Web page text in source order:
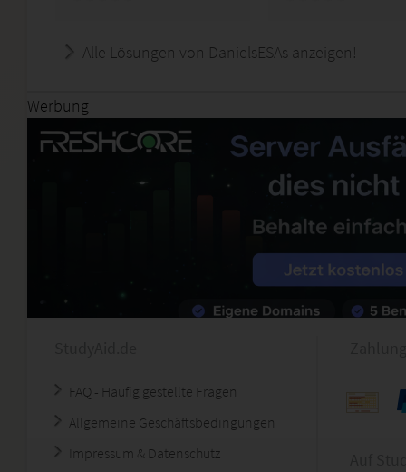
Alle Lösungen von DanielsESAs anzeigen!
Werbung
FAQ - Häufig gestellte Fragen
Allgemeine Geschäftsbedingungen
Impressum & Datenschutz